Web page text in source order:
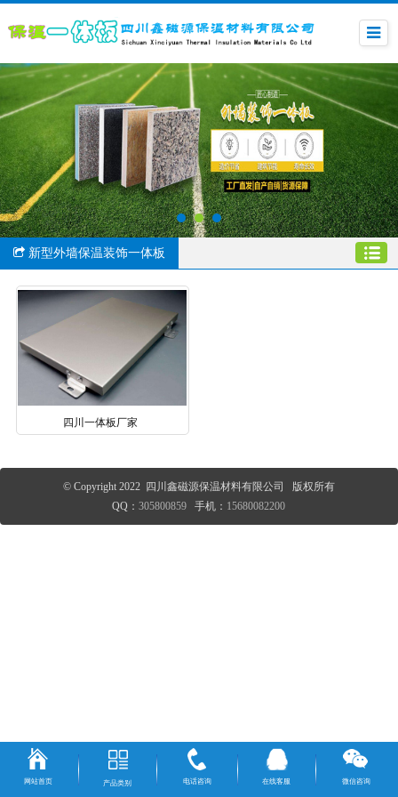
新型外墙保温装饰一体板
四川一体板厂家
© Copyright 2022 四川鑫磁源保温材料有限公司 版权所有
QQ：305800859 手机： 15680082200
网站首页 产品类别 电话咨询 在线客服 微信咨询